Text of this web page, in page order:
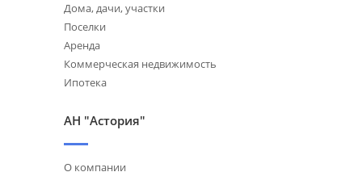
Дома, дачи, участки
Поселки
Аренда
Коммерческая недвижимость
Ипотека
АН "Астория"
О компании